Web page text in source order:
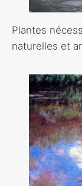
Plantes
naturelles et